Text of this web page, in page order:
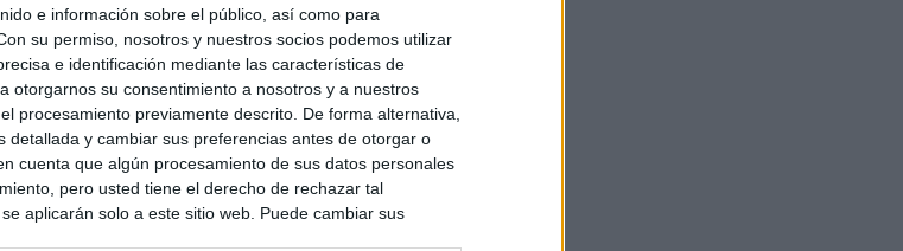
e información sobre el público, así como para
su permiso, nosotros y nuestros socios podemos utilizar
e identificación mediante las características de
otorgarnos su consentimiento a nosotros y a nuestros
procesamiento previamente descrito. De forma alternativa,
detallada y cambiar sus preferencias antes de otorgar o
cuenta que algún procesamiento de sus datos personales
pero usted tiene el derecho de rechazar tal
aplicarán solo a este sitio web. Puede cambiar sus